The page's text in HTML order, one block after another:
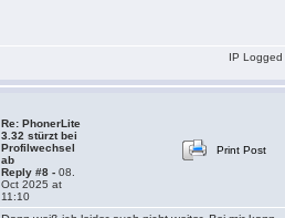
IP Logged
Re: PhonerLite
3.32 stürzt bei
Profilwechsel
ab
Reply #8 - 08.
Oct 2025 at
11:10
Print Post